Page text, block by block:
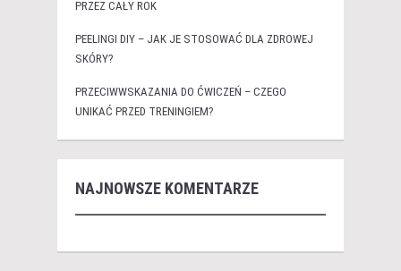
PRZEZ CAŁY ROK
PEELINGI DIY – JAK JE STOSOWAĆ DLA ZDROWEJ
SKÓRY?
PRZECIWWSKAZANIA DO ĆWICZEŃ – CZEGO
UNIKAĆ PRZED TRENINGIEM?
NAJNOWSZE KOMENTARZE